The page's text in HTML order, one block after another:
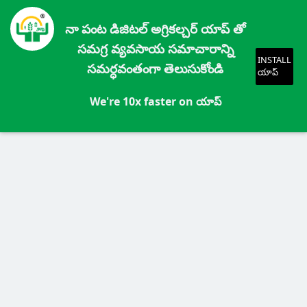
నా పంట డిజిటల్ అగ్రికల్చర్ యాప్ తో
సమగ్ర వ్యవసాయ సమాచారాన్ని
సమర్ధవంతంగా తెలుసుకోండి
We're 10x faster on యాప్
INSTALL
యాప్